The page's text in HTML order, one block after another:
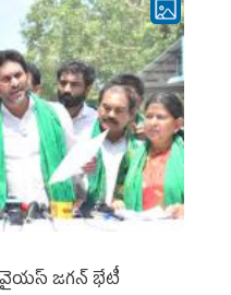
వైయస్ జగన్ భేటీ